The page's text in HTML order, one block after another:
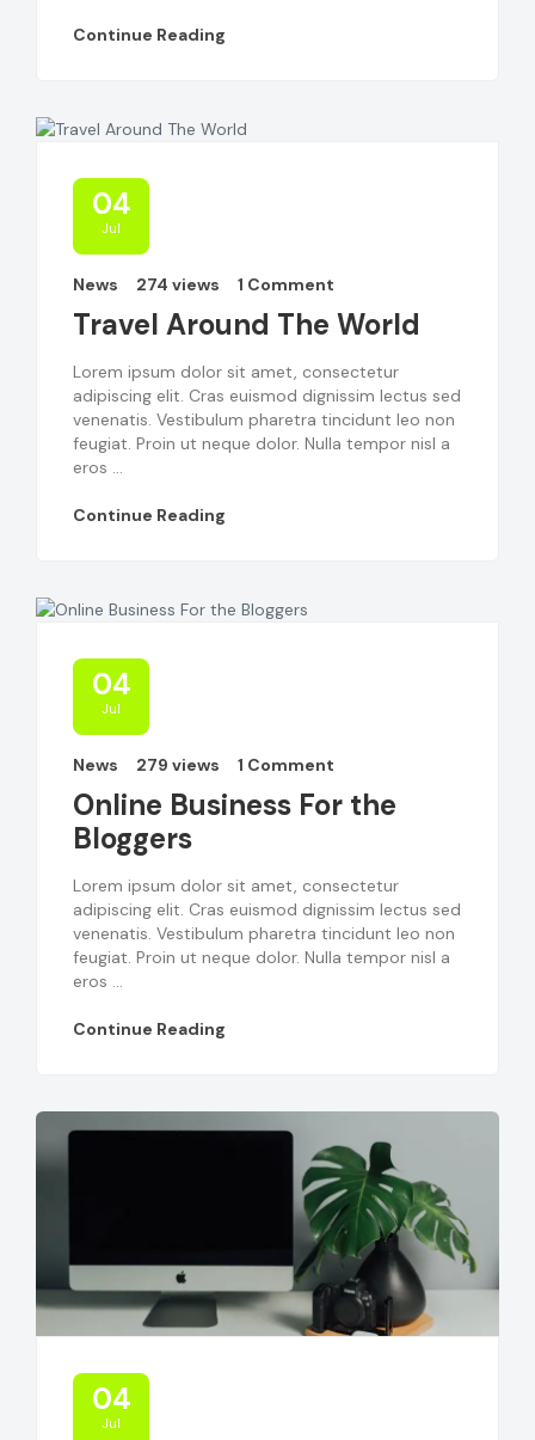
Continue Reading
04
Jul
News 274 views 1 Comment
Travel Around The World
Lorem ipsum dolor sit amet, consectetur
adipiscing elit. Cras euismod dignissim lectus sed
venenatis. Vestibulum pharetra tincidunt leo non
feugiat. Proin ut neque dolor. Nulla tempor nisl a
eros ...
Continue Reading
04
Jul
News 279 views 1 Comment
Online Business For the
Bloggers
Lorem ipsum dolor sit amet, consectetur
adipiscing elit. Cras euismod dignissim lectus sed
venenatis. Vestibulum pharetra tincidunt leo non
feugiat. Proin ut neque dolor. Nulla tempor nisl a
eros ...
Continue Reading
04
Jul